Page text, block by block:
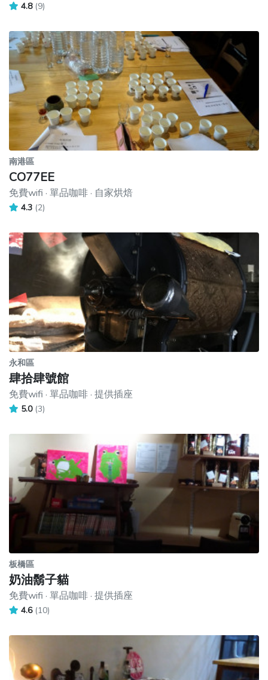
4.8 (9)
南港區
CO77EE
免費wifi · 單品咖啡 · 自家烘焙
4.3 (2)
永和區
肆拾肆號館
免費wifi · 單品咖啡 · 提供插座
5.0 (3)
板橋區
奶油鬍子貓
免費wifi · 單品咖啡 · 提供插座
4.6 (10)